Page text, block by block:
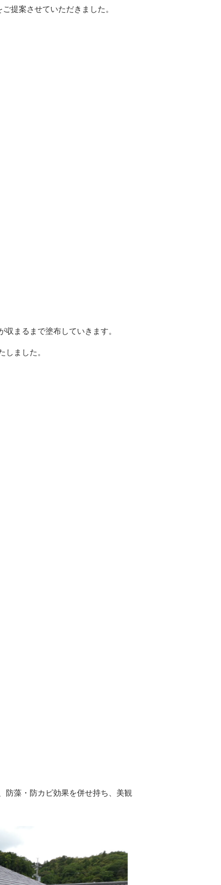
提案させていただきました。
収まるまで塗布していきます。
ました。
防藻・防カビ効果を併せ持ち、美観